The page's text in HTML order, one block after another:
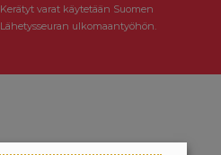
Kerätyt varat käytetään Suomen
Lähetysseuran ulkomaantyöhön.